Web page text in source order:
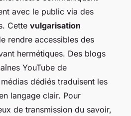
avec le public via des
Cette vulgarisation
rendre accessibles des
hermétiques. Des blogs
YouTube de
dédiés traduisent les
langage clair. Pour
de transmission du savoir,